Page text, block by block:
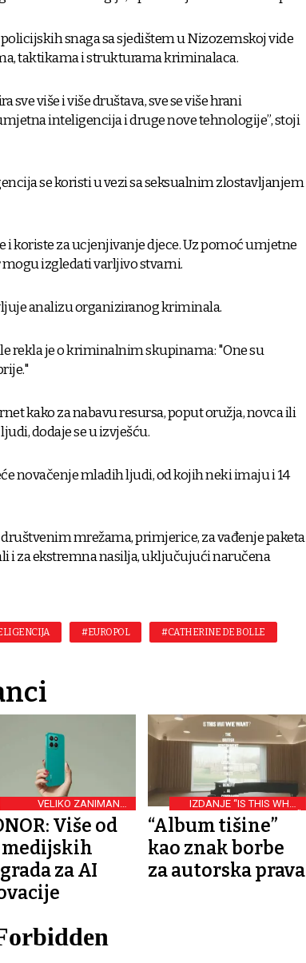
snaga sa sjedištem u Nizozemskoj vide
taktikama i strukturama kriminalaca.
više i više društava, sve se više hrani
inteligencija i druge nove tehnologije”, stoji
se koristi u vezi sa seksualnim zlostavljanjem
koriste za ucjenjivanje djece. Uz pomoć umjetne
izgledati varljivo stvarni.
analizu organiziranog kriminala.
rekla je o kriminalnim skupinama: "One su
kako za nabavu resursa, poput oružja, novca ili
dodaje se u izvješću.
novačenje mladih ljudi, od kojih neki imaju i 14
mrežama, primjerice, za vađenje paketa
i za ekstremna nasilja, uključujući naručena
#EUROPOL #CATHERINE DE BOLLE
VELIKO ZANIMANJE
STRUKE
Više od
medijskih
za AI
IZDANJE “IS THIS WHAT
WE WANT”
“Album tišine”
kao znak borbe
za autorska prava